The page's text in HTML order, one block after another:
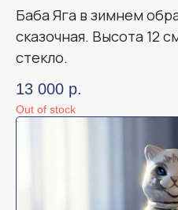
Баба Яга в зимнем
сказочная. Высота 12
стекло.
13 000 р.
Out of stock